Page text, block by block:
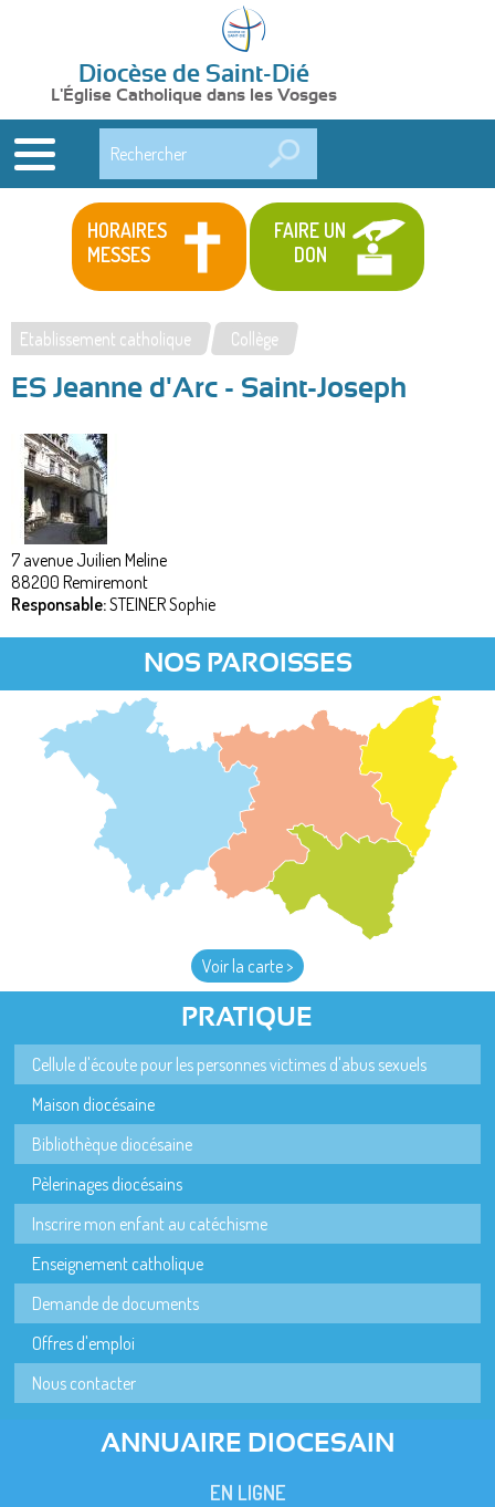
Diocèse de Saint-Dié
L'Église Catholique dans les Vosges
HORAIRES
MESSES
FAIRE UN
DON
Vous
êtes
ici
Etablissement catholique Collège
ES Jeanne d'Arc - Saint-Joseph
7 avenue Juilien Meline
88200 Remiremont
Responsable:STEINER Sophie
NOS PAROISSES
Voir la carte >
PRATIQUE
Cellule d'écoute pour les personnes victimes d'abus sexuels
Maison diocésaine
Bibliothèque diocésaine
Pèlerinages diocésains
Inscrire mon enfant au catéchisme
Enseignement catholique
Demande de documents
Offres d'emploi
Nous contacter
ANNUAIRE DIOCESAIN
EN LIGNE